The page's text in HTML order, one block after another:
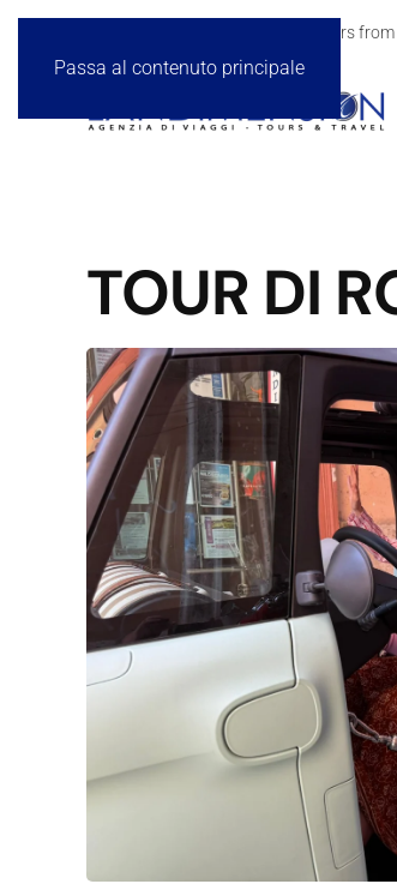
Passa al contenuto principale
We are looking for passionate travelers
TOUR DI